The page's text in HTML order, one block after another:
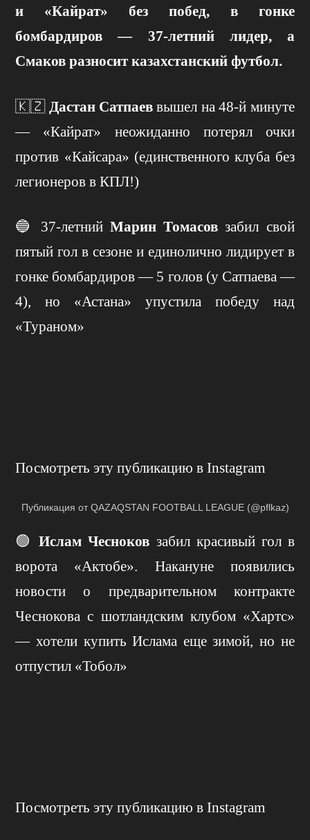
и «Кайрат» без побед, в гонке
бомбардиров — 37-летний лидер, а
Смаков разносит казахстанский футбол.
🇰🇿 Дастан Сатпаев вышел на 48-й минуте
— «Кайрат» неожиданно потерял очки
против «Кайсара» (единственного клуба без
легионеров в КПЛ!)
🔵 37-летний Марин Томасов забил свой
пятый гол в сезоне и единолично лидирует в
гонке бомбардиров — 5 голов (у Сатпаева —
4), но «Астана» упустила победу над
«Тураном»
Посмотреть эту публикацию в Instagram
Публикация от QAZAQSTAN FOOTBALL LEAGUE (@pflkaz)
🟢Ислам Чесноков забил красивый гол в
ворота «Актобе». Накануне появились
новости о предварительном контракте
Чеснокова с шотландским клубом «Хартс»
— хотели купить Ислама еще зимой, но не
отпустил «Тобол»
Посмотреть эту публикацию в Instagram